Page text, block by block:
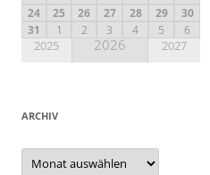
24
25 26 27 28 29
30
31
1 2 3 4 5 6
2025 2026 2027
ARCHIV